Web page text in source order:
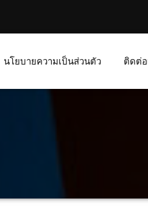
นโยบายความเป็นส่วนตัว ติดต่อ